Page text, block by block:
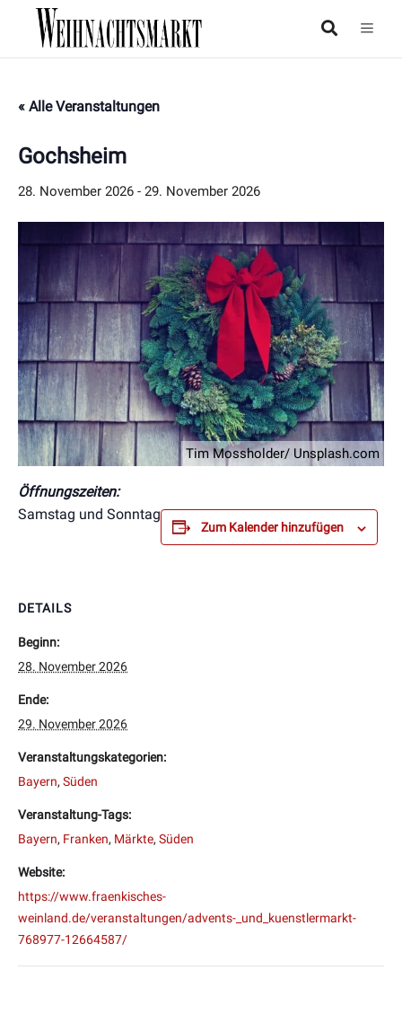
« Alle Veranstaltungen
Gochsheim
28. November 2026 - 29. November 2026
Tim Mossholder/ Unsplash.com
Öffnungszeiten:
Samstag und Sonntag
Zum Kalender hinzufügen
DETAILS
Beginn:
28. November 2026
Ende:
29. November 2026
Veranstaltungskategorien:
Bayern, Süden
Veranstaltung-Tags:
Bayern, Franken, Märkte, Süden
Website:
https://www.fraenkisches-
weinland.de/veranstaltungen/advents-_und_kuenstlermarkt-
768977-12664587/